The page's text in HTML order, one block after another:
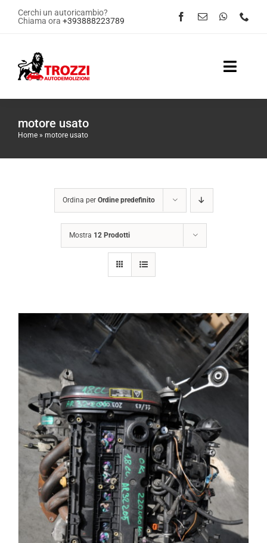
SaltaCerchi un autoricambio?
Chiama ora +393888223789
Toggle
Contattaci
motore usato
Home » motore usato
Ordina per Ordine predefinito
Mostra 12 Prodotti